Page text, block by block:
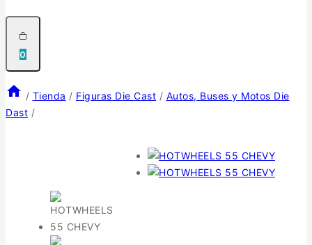
0
/ Tienda / Figuras Die Cast / Autos, Buses y Motos Die
Dast /